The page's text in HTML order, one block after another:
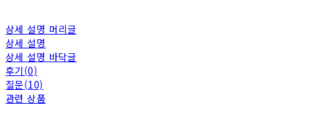
상세 설명 머리글
상세 설명
상세 설명 바닥글
후기(0)
질문(10)
관련 상품